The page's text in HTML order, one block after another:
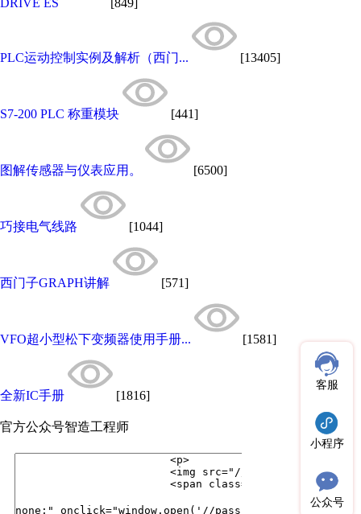
DRIVE ES [849]
PLC运动控制实例及解析（西门... [13405]
S7-200 PLC 称重模块 [441]
图解传感器与仪表应用。 [6500]
巧接电气线路 [1044]
西门子GRAPH讲解 [571]
VFO超小型松下变频器使用手册... [1581]
全新IC手册 [1816]
官方公众号智造工程师
客服
小程序
公众号